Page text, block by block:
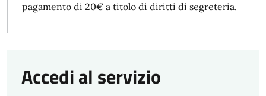
pagamento di 20€ a titolo di diritti di segreteria.
Accedi al servizio